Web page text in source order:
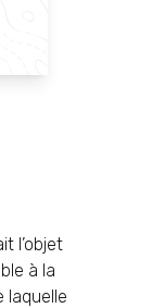
l’objet
à la
laquelle